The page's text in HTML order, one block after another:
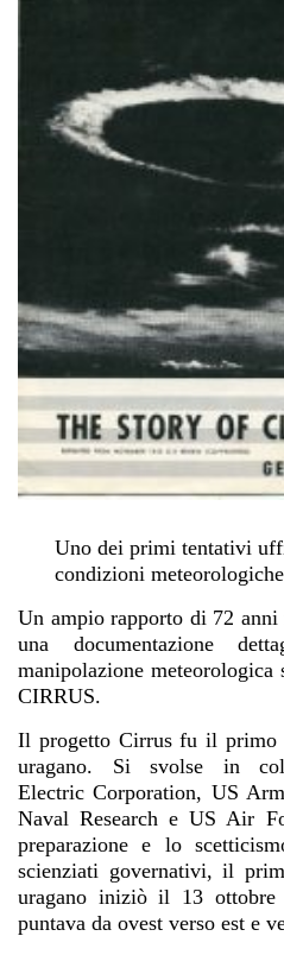
Uno dei primi tentativi
condizioni
Un ampio rapporto di 72
una documentazione
manipolazione
CIRRUS.
Il progetto Cirrus fu il primo
uragano. Si svolse in
Electric Corporation, US
Naval Research e US Air
preparazione e lo
scienziati governativi, il
uragano iniziò il 13 ottobre
puntava da ovest verso est e